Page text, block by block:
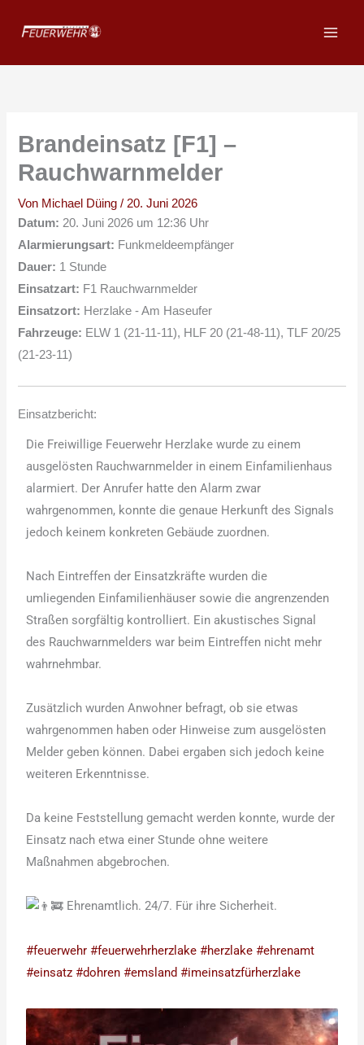
Inhalt
Brandeinsatz [F1] –
Rauchwarnmelder
Von Michael Düing/20. Juni 2026
Datum: 20. Juni 2026 um 12:36 Uhr
Alarmierungsart: Funkmeldeempfänger
Dauer: 1 Stunde
Einsatzart: F1 Rauchwarnmelder
Einsatzort: Herzlake - Am Haseufer
Fahrzeuge: ELW 1 (21-11-11), HLF 20 (21-48-11), TLF 20/25
(21-23-11)
Einsatzbericht:
Die Freiwillige Feuerwehr Herzlake wurde zu einem
ausgelösten Rauchwarnmelder in einem Einfamilienhaus
alarmiert. Der Anrufer hatte den Alarm zwar
wahrgenommen, konnte die genaue Herkunft des Signals
jedoch keinem konkreten Gebäude zuordnen.
Nach Eintreffen der Einsatzkräfte wurden die
umliegenden Einfamilienhäuser sowie die angrenzenden
Straßen sorgfältig kontrolliert. Ein akustisches Signal
des Rauchwarnmelders war beim Eintreffen nicht mehr
wahrnehmbar.
Zusätzlich wurden Anwohner befragt, ob sie etwas
wahrgenommen haben oder Hinweise zum ausgelösten
Melder geben können. Dabei ergaben sich jedoch keine
weiteren Erkenntnisse.
Da keine Feststellung gemacht werden konnte, wurde der
Einsatz nach etwa einer Stunde ohne weitere
Maßnahmen abgebrochen.
Ehrenamtlich. 24/7. Für ihre Sicherheit.
#feuerwehr #feuerwehrherzlake #herzlake #ehrenamt
#einsatz #dohren #emsland #imeinsatzfürherzlake